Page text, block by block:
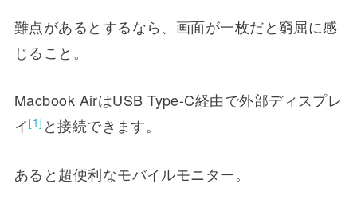
難点があるとするなら、画面が一枚だと窮屈に感
じること。
Macbook AirはUSB Type-C経由で外部ディスプレ
イ[1] と接続できます。
あると超便利なモバイルモニター。